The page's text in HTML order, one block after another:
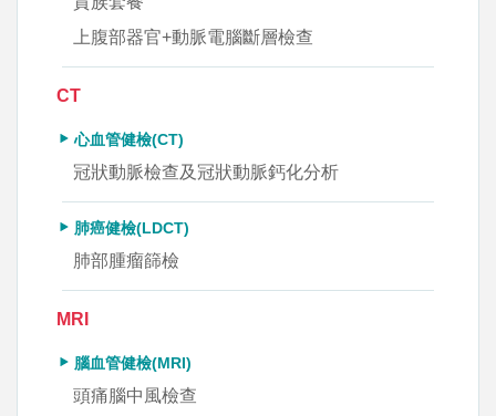
上腹部器官+動脈電腦斷層檢查
CT
心血管健檢(CT)
冠狀動脈檢查及冠狀動脈鈣化分析
肺癌健檢(LDCT)
肺部腫瘤篩檢
MRI
腦血管健檢(MRI)
頭痛腦中風檢查